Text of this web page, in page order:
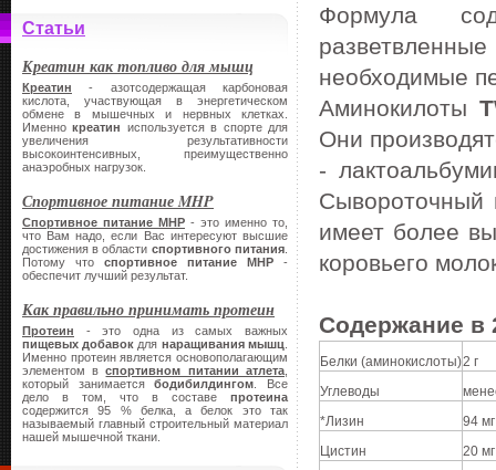
Статьи
Креатин как топливо для мышц
Креатин - азотсодержащая карбоновая
кислота, участвующая в энергетическом
обмене в мышечных и нервных клетках.
Именнокреатин используется в спорте для
увеличения результативности
высокоинтенсивных, преимущественно
анаэробных нагрузок.
Спортивное питание MHP
Спортивное питание MHP - это именно то,
что Вам надо, если Вас интересуют высшие
достижения в области спортивного питания
Потому что спортивное питание MHP -
обеспечит лучший результат.
Как правильно принимать протеин
Протеин - это одна из самых важных
пищевых добавок для наращивания мышц
Именно протеин является основополагающим
элементом вспортивном питании атлета
который занимаетсябодибилдингом . Все
дело в том, что в составе протеина
содержится 95 % белка, а белок это так
называемый главный строительный материал
нашей мышечной ткани.
Формула
необходимые
Аминокилоты
Они
-
Сывороточный
имеет более
коровьего
Содержание в
Белки (аминокислоты)2 г
Углеводы
*Лизин
94 мг
Цистин
20 мг